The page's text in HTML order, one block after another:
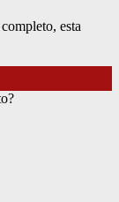
esta